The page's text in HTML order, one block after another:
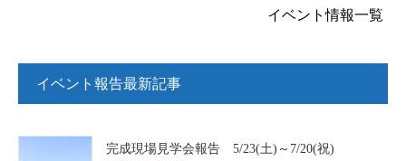
イベント情報一覧
イベント報告最新記事
完成現場見学会報告 5/23(土)～7/20(祝)